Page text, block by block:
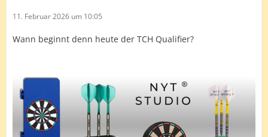
11. Februar 2026 um 10:05
Wann beginnt denn heute der TCH Qualifier?